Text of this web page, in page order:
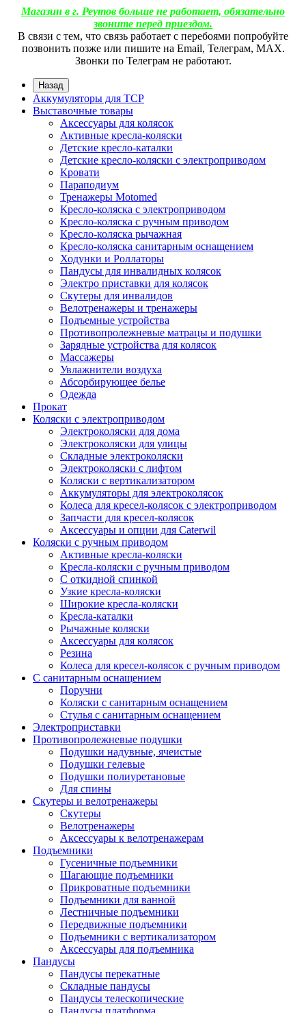
Магазин в г. Реутов больше не работает, обязательно
звоните перед приездом.
В связи с тем, что связь работает с перебоями попробуйте
позвонить позже или пишите на Email, Телеграм, МАХ.
Звонки по Телеграм не работают.
Назад
Аккумуляторы для ТСР
Выставочные товары
Аксессуары для колясок
Активные кресла-коляски
Детские кресло-каталки
Детские кресло-коляски с электроприводом
Кровати
Параподиум
Тренажеры Motomed
Кресло-коляска с электроприводом
Кресло-коляска с ручным приводом
Кресло-коляска рычажная
Кресло-коляска санитарным оснащением
Ходунки и Роллаторы
Пандусы для инвалидных колясок
Электро приставки для колясок
Скутеры для инвалидов
Велотренажеры и тренажеры
Подъемные устройства
Противопролежневые матрацы и подушки
Зарядные устройства для колясок
Массажеры
Увлажнители воздуха
Абсорбирующее белье
Одежда
Прокат
Коляски с электроприводом
Электроколяски для дома
Электроколяски для улицы
Складные электроколяски
Электроколяски с лифтом
Коляски с вертикализатором
Аккумуляторы для электроколясок
Колеса для кресел-колясок с электроприводом
Запчасти для кресел-колясок
Аксессуары и опции для Caterwil
Коляски с ручным приводом
Активные кресла-коляски
Кресла-коляски с ручным приводом
С откидной спинкой
Узкие кресла-коляски
Широкие кресла-коляски
Кресла-каталки
Рычажные коляски
Аксессуары для колясок
Резина
Колеса для кресел-колясок с ручным приводом
С санитарным оснащением
Поручни
Коляски с санитарным оснащением
Стулья с санитарным оснащением
Электроприставки
Противопролежневые подушки
Подушки надувные, ячеистые
Подушки гелевые
Подушки полиуретановые
Для спины
Скутеры и велотренажеры
Скутеры
Велотренажеры
Аксессуары к велотренажерам
Подъемники
Гусеничные подъемники
Шагающие подъемники
Прикроватные подъемники
Подъемники для ванной
Лестничные подъемники
Передвижные подъемники
Подъемники с вертикализатором
Аксессуары для подъемника
Пандусы
Пандусы перекатные
Складные пандусы
Пандусы телескопические
Пандусы платформа